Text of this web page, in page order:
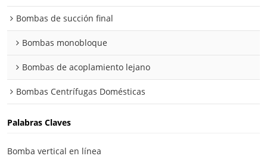
Bombas de succión final
Bombas monobloque
Bombas de acoplamiento lejano
Bombas Centrífugas Domésticas
Palabras Claves
Bomba vertical en línea